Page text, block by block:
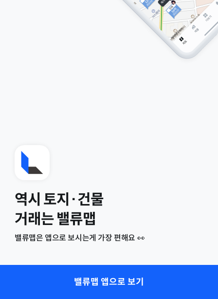
역시 토지·건물
거래는 밸류맵
밸류맵은 앱으로 보시는게 가장 편해요 👀
밸류맵 앱으로 보기